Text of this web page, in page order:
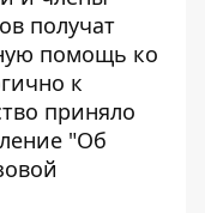
получат
помощь ко
к
приняло
"Об